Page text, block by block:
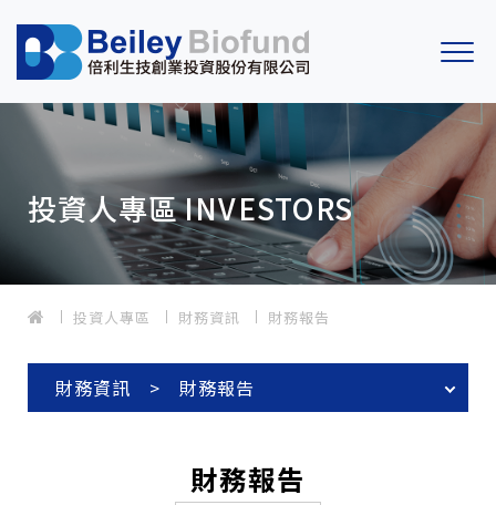
投資人專區INVESTORS
投資人專區 財務資訊 財務報告
財務資訊 > 財務報告
財務報告